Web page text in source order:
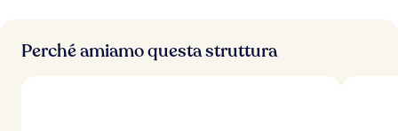
Perché amiamo questa struttura